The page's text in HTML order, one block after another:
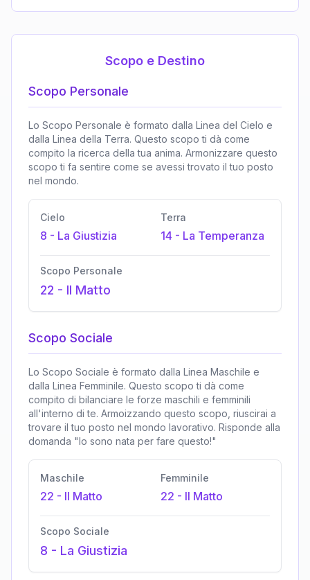
Scopo e Destino
Scopo Personale
Lo Scopo Personale è formato dalla Linea del Cielo e
dalla Linea della Terra. Questo scopo ti dà come
compito la ricerca della tua anima. Armonizzare questo
scopo ti fa sentire come se avessi trovato il tuo posto
nel mondo.
Cielo
8 - La Giustizia
Terra
14 - La Temperanza
Scopo Personale
22 - Il Matto
Scopo Sociale
Lo Scopo Sociale è formato dalla Linea Maschile e
dalla Linea Femminile. Questo scopo ti dà come
compito di bilanciare le forze maschili e femminili
all'interno di te. Armoizzando questo scopo, riuscirai a
trovare il tuo posto nel mondo lavorativo. Risponde alla
domanda "Io sono nata per fare questo!"
Maschile
22 - Il Matto
Femminile
22 - Il Matto
Scopo Sociale
8 - La Giustizia